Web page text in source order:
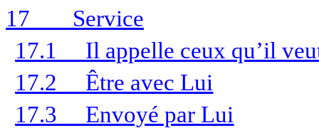
17
Service
17.1
Il appelle ceux qu’il
17.2
Être avec Lui
17.3
Envoyé par Lui